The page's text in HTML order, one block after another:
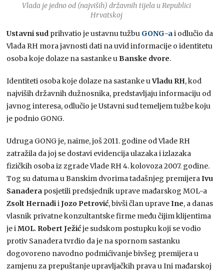
Vlada je jedno od (najviših) državnih tijela u Republici
Hrvatskoj
Ustavni sud prihvatio je ustavnu tužbu GONG-ai odlučio da
Vlada RH mora javnosti dati na uvid informacije o identitetu
osoba koje dolaze na sastanke uBanske dvore.
Identiteti osoba koje dolaze na sastanke uVladu RH, kod
najviših državnih dužnosnika, predstavljaju informaciju od
javnog interesa, odlučio je Ustavni sud temeljem tužbe koju
je podnio GONG.
Udruga GONG je, naime, još 2011. godine od Vlade RH
zatražila da joj se dostavi evidencija ulazaka i izlazaka
fizičkih osoba iz zgrade Vlade RH 4. kolovoza 2007. godine.
Tog su datuma u Banskim dvorima tadašnjeg premijeraIvu
Sanadera posjetili predsjednik uprave mađarskog MOL-a
Zsolt HernadiiJozo Petrović, bivši član upraveIne, a danas
vlasnik privatne konzultantske firme među čijim klijentima
je iMOL. Robert Ježićje sudskom postupku koji se vodio
protiv Sanadera tvrdio da je na spornom sastanku
dogovoreno navodno podmićivanje bivšeg premijera u
zamjenu za prepuštanje upravljačkih prava u Ini mađarskoj